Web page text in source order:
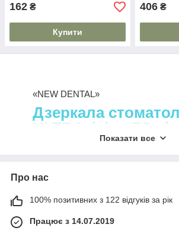
162 ₴
Купити
406 ₴
«NEW DENTAL»
Дзеркала
ULTRAvision FS від
Hahnenkratt
Hahnenkratt із технологією
Надсилання замовлень до будь-
країни здійснюється з понеділка
Показати все
Про нас
100% позитивних з 122 відгуків за рік
Працює з 14.07.2019